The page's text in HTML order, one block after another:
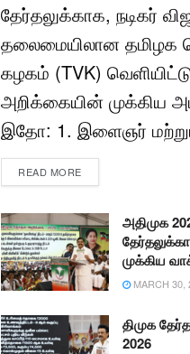
தேர்தலுக்காக, நடிகர்
தலைமையிலான தமிழக
கழகம் (TVK)
அறிக்கையின் முக்கிய
இதோ: 1. இளைஞர்
READ MORE
அதிமுக
முக்கிய
MARCH 30,
திமுக
2026